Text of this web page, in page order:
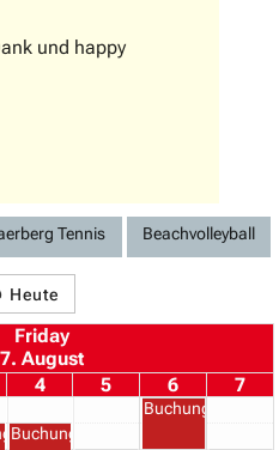
und happy
Tennis Beachvolleyball
Heute
Friday
7. August
4 5 6
7
Buchung
Buchung